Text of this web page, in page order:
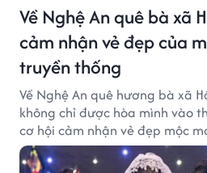
Về Nghệ An quê bà xã
cảm nhận vẻ đẹp của
truyền thống
Về Nghệ An quê hương bà xã
không chỉ được hòa mình vào
cơ hội cảm nhận vẻ đẹp mộc
quê giàu truyền thống.